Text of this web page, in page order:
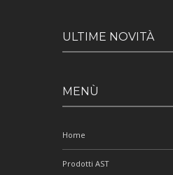
ULTIME NOVITÀ
MENÙ
Home
Prodotti AST